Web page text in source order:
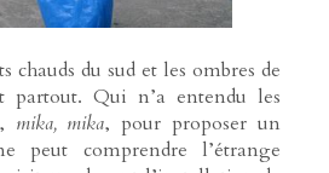
chauds du sud et les ombres de
partout. Qui n’a entendu les
mika, mika, pour proposer un
peut comprendre l’étrange